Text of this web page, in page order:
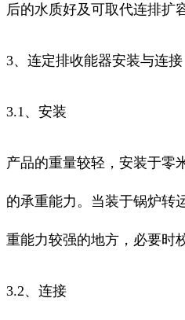
后的水质好及可取代连排扩
3、连定排收能器安装与连接
3.1、安装
产品的重量较轻，安装于零
的承重能力。当装于锅炉转
重能力较强的地方，必要时
3.2、连接